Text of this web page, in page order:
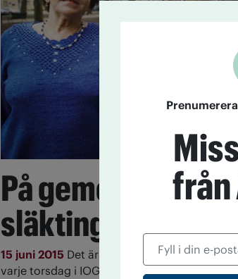
På gemensam
släktingar
15 juni 2015 Det är ett litet men
varje torsdag i IOGT-NTO:s lokal på
från